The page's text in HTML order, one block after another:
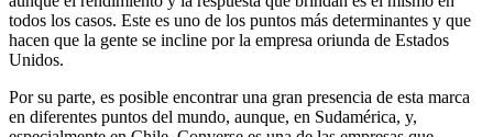
todos los casos. Este es uno de los puntos más determinantes y que
hacen que la gente se incline por la empresa oriunda de Estados
Unidos.
Por su parte, es posible encontrar una gran presencia de esta marca
en diferentes puntos del mundo, aunque, en Sudamérica, y,